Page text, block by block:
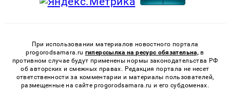
При использовании материалов новостного портала
progorodsamara.ru гиперссылка на ресурс обязательна, в
противном случае будут применены нормы законодательства РФ
об авторских и смежных правах. Редакция портала не несет
ответственности за комментарии и материалы пользователей,
размещенные на сайте progorodsamara.ru и его субдоменах.